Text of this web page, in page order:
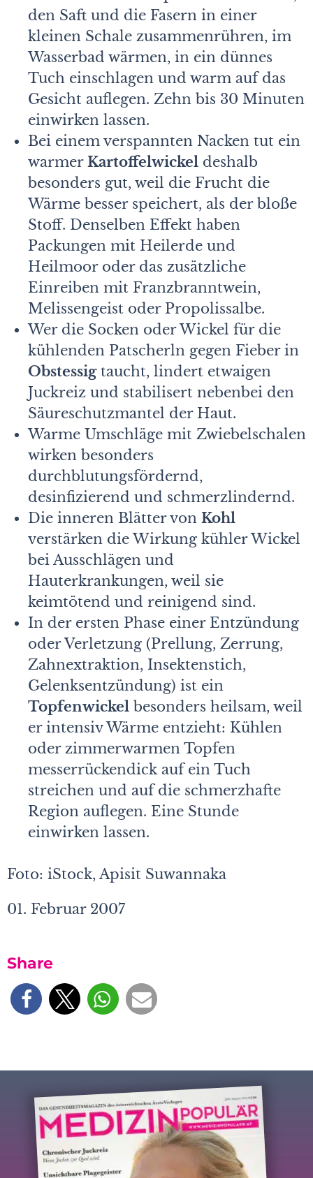
den Saft und die Fasern in einer
kleinen Schale zusammenrühren, im
Wasserbad wärmen, in ein dünnes
Tuch einschlagen und warm auf das
Gesicht auflegen. Zehn bis 30 Minuten
einwirken lassen.
Bei einem verspannten Nacken tut ein
warmer Kartoffelwickel deshalb
besonders gut, weil die Frucht die
Wärme besser speichert, als der bloße
Stoff. Denselben Effekt haben
Packungen mit Heilerde und
Heilmoor oder das zusätzliche
Einreiben mit Franzbranntwein,
Melissengeist oder Propolissalbe.
Wer die Socken oder Wickel für die
kühlenden Patscherln gegen Fieber in
Obstessigtaucht, lindert etwaigen
Juckreiz und stabilisert nebenbei den
Säureschutzmantel der Haut.
Warme Umschläge mit Zwiebelschalen
wirken besonders
durchblutungsfördernd,
desinfizierend und schmerzlindernd.
Die inneren Blätter von Kohl
verstärken die Wirkung kühler Wickel
bei Ausschlägen und
Hauterkrankungen, weil sie
keimtötend und reinigend sind.
In der ersten Phase einer Entzündung
oder Verletzung (Prellung, Zerrung,
Zahnextraktion, Insektenstich,
Gelenksentzündung) ist ein
Topfenwickel besonders heilsam, weil
er intensiv Wärme entzieht: Kühlen
oder zimmerwarmen Topfen
messerrückendick auf ein Tuch
streichen und auf die schmerzhafte
Region auflegen. Eine Stunde
einwirken lassen.
Foto: iStock, Apisit Suwannaka
01. Februar 2007
Share